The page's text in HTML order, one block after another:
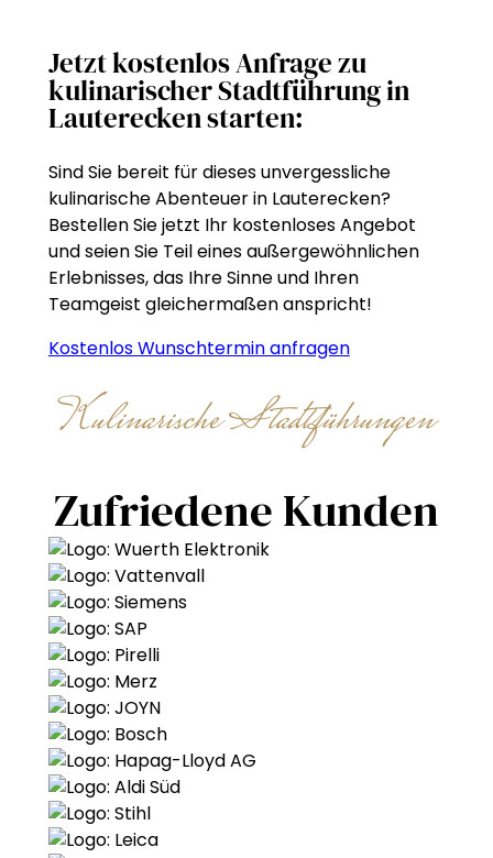
Jetzt kostenlos Anfrage zu
kulinarischer Stadtführung in
Lauterecken starten:
Sind Sie bereit für dieses unvergessliche
kulinarische Abenteuer in Lauterecken?
Bestellen Sie jetzt Ihr kostenloses Angebot
und seien Sie Teil eines außergewöhnlichen
Erlebnisses, das Ihre Sinne und Ihren
Teamgeist gleichermaßen anspricht!
Kostenlos Wunschtermin anfragen
Kulinarische Stadtführungen
Zufriedene Kunden